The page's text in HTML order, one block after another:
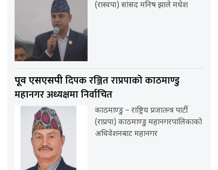
(रास्वपा) सांसद मनिष झाले मधेश
पूर्व एसएसपीदिपक रञ्जित राप्रपाको काठमाण्डु
महानगर अध्यक्षमा निर्वाचित
काठमाण्डु – राष्ट्रिय प्रजातन्त्र पार्टी
(राप्रपा) काठमाण्डु महानगरपालिकाको
अधिवेशनबाट महानगर